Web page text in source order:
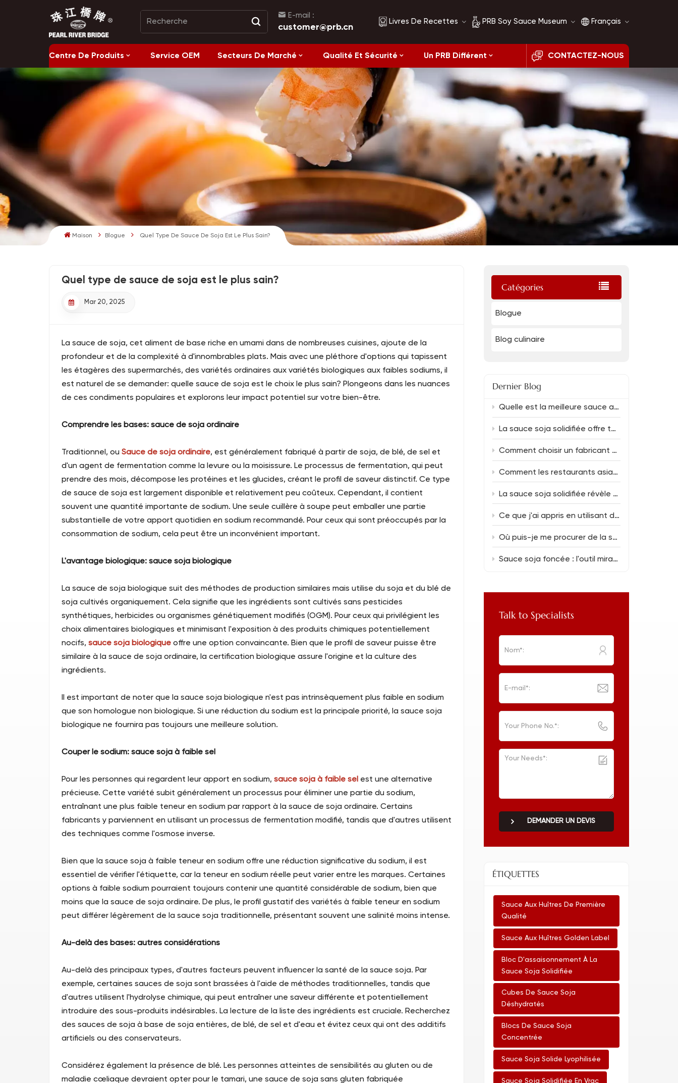
E-mail :
customer@prb.cn Livres De Recettes
Recettes
Alimentation saine
PRB Soy Sauce Museum
Histoire de la sauce
soja
Comparaison de la
sauce soja
Français
English
français
العربية
Centre De Produits Service OEM Secteurs De Marché Qualité Et Sécurité Un PRB Différent CONTACTEZ-NOUS
Maison Blogue Quel Type De Sauce De Soja Est Le Plus Sain?
Catégories
Blogue
Blog culinaire
Dernier Blog
Quelle est la meilleure sauce aux huîtres de qualité restaurant et quelle sauce soja la complète le mieux ?
La sauce soja solidifiée offre toujours une saveur riche.
Comment choisir un fabricant de sauce soja fiable
Comment les restaurants asiatiques peuvent réduire leurs coûts alimentaires sans sacrifier la saveur
La sauce soja solidifiée révèle une magie gustative unique.
Ce que j'ai appris en utilisant de la sauce soja à teneur réduite en sel (150 ml) dans la cuisine de tous les jours
Où puis-je me procurer de la sauce soja en gros pour un nouveau restaurant ?
Sauce soja foncée : l'outil miracle pour rattraper les ratés en cuisine
Talk to Specialists
DEMANDER UN DEVIS
ÉTIQUETTES
Sauce Aux Huîtres De Première
Qualité
Sauce Aux Huîtres Golden Label
Bloc D'assaisonnement À La
Sauce Soja Solidifiée
Cubes De Sauce Soja
Déshydratés
Blocs De Sauce Soja
Concentrée
Sauce Soja Solide Lyophilisée
Sauce Soja Solidifiée En Vrac
Quel type de sauce de soja est le plus sain?
Mar 20, 2025
La sauce de soja, cet aliment de base riche en umami dans de nombreuses cuisines, ajoute de la
profondeur et de la complexité à d'innombrables plats. Mais avec une pléthore d'options qui tapissent
les étagères des supermarchés, des variétés ordinaires aux variétés biologiques aux faibles sodiums, il
est naturel de se demander: quelle sauce de soja est le choix le plus sain? Plongeons dans les nuances
de ces condiments populaires et explorons leur impact potentiel sur votre bien-être.
Comprendre les bases: sauce de soja ordinaire
Traditionnel, ou Sauce de soja ordinaire, est généralement fabriqué à partir de soja, de blé, de sel et
d'un agent de fermentation comme la levure ou la moisissure. Le processus de fermentation, qui peut
prendre des mois, décompose les protéines et les glucides, créant le profil de saveur distinctif. Ce type
de sauce de soja est largement disponible et relativement peu coûteux. Cependant, il contient
souvent une quantité importante de sodium. Une seule cuillère à soupe peut emballer une partie
substantielle de votre apport quotidien en sodium recommandé. Pour ceux qui sont préoccupés par la
consommation de sodium, cela peut être un inconvénient important.
L'avantage biologique: sauce soja biologique
La sauce de soja biologique suit des méthodes de production similaires mais utilise du soja et du blé de
soja cultivés organiquement. Cela signifie que les ingrédients sont cultivés sans pesticides
synthétiques, herbicides ou organismes génétiquement modifiés (OGM). Pour ceux qui privilégient les
choix alimentaires biologiques et minimisant l'exposition à des produits chimiques potentiellement
nocifs, sauce soja biologiqueoffre une option convaincante. Bien que le profil de saveur puisse être
similaire à la sauce de soja ordinaire, la certification biologique assure l'origine et la culture des
ingrédients.
Il est important de noter que la sauce soja biologique n'est pas intrinsèquement plus faible en sodium
que son homologue non biologique. Si une réduction du sodium est la principale priorité, la sauce soja
biologique ne fournira pas toujours une meilleure solution.
Couper le sodium: sauce soja à faible sel
Pour les personnes qui regardent leur apport en sodium, sauce soja à faible sel est une alternative
précieuse. Cette variété subit généralement un processus pour éliminer une partie du sodium,
entraînant une plus faible teneur en sodium par rapport à la sauce de soja ordinaire. Certains
fabricants y parviennent en utilisant un processus de fermentation modifié, tandis que d'autres utilisent
des techniques comme l'osmose inverse.
Bien que la sauce soja à faible teneur en sodium offre une réduction significative du sodium, il est
essentiel de vérifier l'étiquette, car la teneur en sodium réelle peut varier entre les marques. Certaines
options à faible sodium pourraient toujours contenir une quantité considérable de sodium, bien que
moins que la sauce de soja ordinaire. De plus, le profil gustatif des variétés à faible teneur en sodium
peut différer légèrement de la sauce soja traditionnelle, présentant souvent une salinité moins intense.
Au-delà des bases: autres considérations
Au-delà des principaux types, d'autres facteurs peuvent influencer la santé de la sauce soja. Par
exemple, certaines sauces de soja sont brassées à l'aide de méthodes traditionnelles, tandis que
d'autres utilisent l'hydrolyse chimique, qui peut entraîner une saveur différente et potentiellement
introduire des sous-produits indésirables. La lecture de la liste des ingrédients est cruciale. Recherchez
des sauces de soja à base de soja entières, de blé, de sel et d'eau et évitez ceux qui ont des additifs
artificiels ou des conservateurs.
Considérez également la présence de blé. Les personnes atteintes de sensibilités au gluten ou de
maladie cœliaque devraient opter pour le tamari, une sauce de soja sans gluten fabriquée